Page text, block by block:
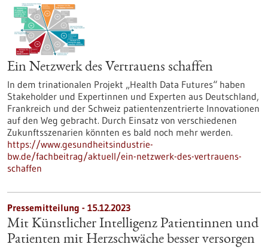
Ein Netzwerk des Vertrauens schaffen
In dem trinationalen Projekt „Health Data Futures“ haben
Stakeholder und Expertinnen und Experten aus Deutschland,
Frankreich und der Schweiz patientenzentrierte Innovationen
auf den Weg gebracht. Durch Einsatz von verschiedenen
Zukunftsszenarien könnten es bald noch mehr werden.
https://www.gesundheitsindustrie-
bw.de/fachbeitrag/aktuell/ein-netzwerk-des-vertrauens-
schaffen
Pressemitteilung - 15.12.2023
Mit Künstlicher Intelligenz Patientinnen und
Patienten mit Herzschwäche besser versorgen